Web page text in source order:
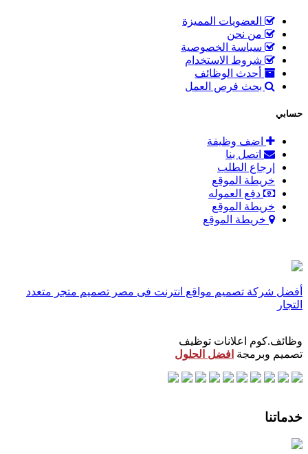
العضويات المميزة
من نحن
سياسة الخصوصية
شروط الاستخدام
أحدث الوظائف
بحث فرص العمل
حسابي
اضف وظيفة
اتصل بنا
إرجاع الطلب
خريطة الموقع
دفع العموله
خريطة الموقع
خريطة الموقع
أفضل شركة تصميم مواقع انترنت فى مصر تصميم متجر متعدد
التجار
وظائف.كوم اعلانات توظيف
تصميم وبرمجة افضل الحلول
خدماتنا